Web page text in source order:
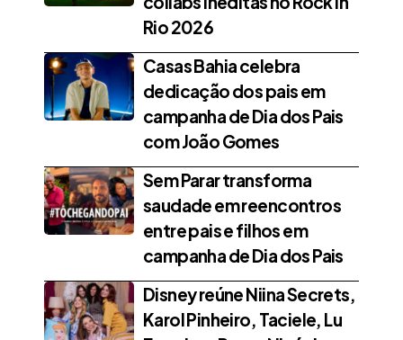
Rio 2026
Casas Bahia celebra
dedicação dos pais em
campanha de Dia dos Pais
com João Gomes
Sem Parar transforma
saudade em reencontros
entre pais e filhos em
campanha de Dia dos Pais
Disney reúne Niina Secrets,
Karol Pinheiro, Taciele, Lu